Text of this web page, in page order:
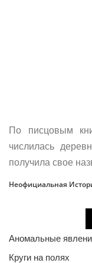
По писцовым
числилась
получила свое
Неофициальная
Аномальные
Круги на полях